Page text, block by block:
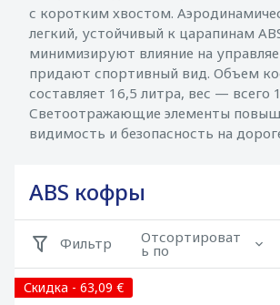
с коротким хвостом.
легкий, устойчивый к царапинам
минимизируют влияние на
придают спортивный вид. Объем
составляет 16,5 литра, вес — всего
Светоотражающие элементы
видимость и безопасность на
ABS кофры
Фильтр Отсортироват
ь по
Скидка - 63,09 €